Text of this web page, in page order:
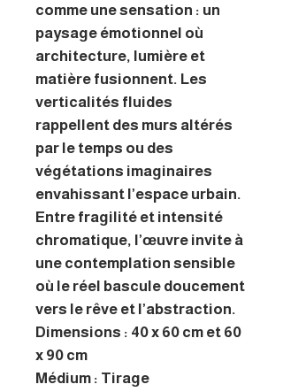
comme une sensation : un
paysage émotionnel où
architecture, lumière et
matière fusionnent. Les
verticalités fluides
rappellent des murs altérés
par le temps ou des
végétations imaginaires
envahissant l’espace urbain.
Entre fragilité et intensité
chromatique, l’œuvre invite à
une contemplation sensible
où le réel bascule doucement
vers le rêve et l’abstraction.
Dimensions : 40 x 60 cm et 60
x 90 cm
Médium : Tirage